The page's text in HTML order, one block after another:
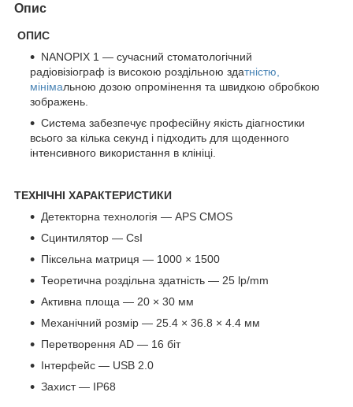
Опис
ОПИС
NANOPIX 1 — сучасний стоматологічний
радіовізіограф із високою роздільною здатністю,
мінімальною дозою опромінення та швидкою обробкою
зображень.
Система забезпечує професійну якість діагностики
всього за кілька секунд і підходить для щоденного
інтенсивного використання в клініці.
ТЕХНІЧНІ ХАРАКТЕРИСТИКИ
Детекторна технологія — APS CMOS
Сцинтилятор — CsI
Піксельна матриця — 1000 × 1500
Теоретична роздільна здатність — 25 lp/mm
Активна площа — 20 × 30 мм
Механічний розмір — 25.4 × 36.8 × 4.4 мм
Перетворення AD — 16 біт
Інтерфейс — USB 2.0
Захист — IP68